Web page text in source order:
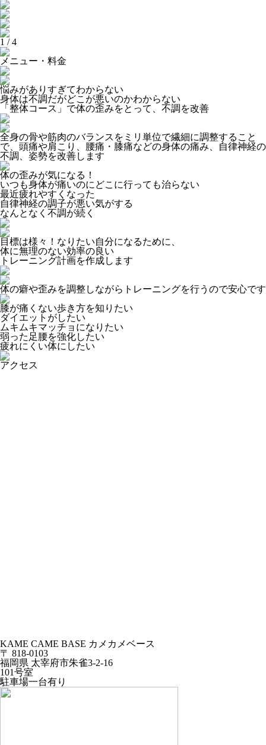
1 /4
メニュー・料金
悩みがありすぎてわからない
身体は不調だがどこが悪いのかわからない
「整体コース」で体の歪みをとって、不調を改善
全身の骨や筋肉のバランスをミリ単位で繊細に調整すること
で、頭痛や肩こり、腰痛・膝痛などの身体の痛み、自律神経の
不調、姿勢を改善します
体の歪みが気になる！
いつも身体が痛いのにどこに行っても治らない
最近疲れやすくなった
自律神経の調子が悪い気がする
なんとなく不調が続く
目標は様々！なりたい自分になるために、
体に無理のない効率の良い
トレーニング計画を作成します
体の癖や歪みを調整しながらトレーニングを行うので安心です
膝が痛くない歩き方を知りたい
ダイエットがしたい
ムキムキマッチョになりたい
弱った足腰を強化したい
疲れにくい体にしたい
アクセス
KAME CAME BASE カメカメベース
〒 818-0103
福岡県 太宰府市朱雀3-2-16
101号室
駐車場一台有り